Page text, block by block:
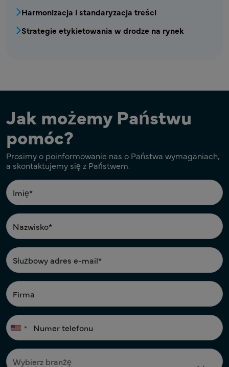
Harmonizacja i standaryzacja treści
Strategie etykietowania w drodze na rynek
Jak możemy Państwu
pomóc?
Prosimy o poinformowanie nas o Państwa wymaganiach,
a skontaktujemy się z Państwem.